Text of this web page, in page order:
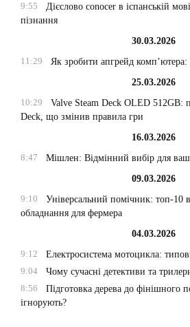
9:55
Дієслово conocer в іспанській
пізнання
30.03.2026
11:29
Як зробити апгрейд комп’ютера:
25.03.2026
10:29
Valve Steam Deck OLED 512GB:
Deck, що змінив правила гри
16.03.2026
8:47
Мішлен: Відмінний вибір для
09.03.2026
9:10
Універсальний помічник: топ-10
обладнання для фермера
04.03.2026
9:12
Електросистема мотоцикла:
9:04
Чому сучасні детективи та
8:56
Підготовка дерева до фінішного
ігнорують?